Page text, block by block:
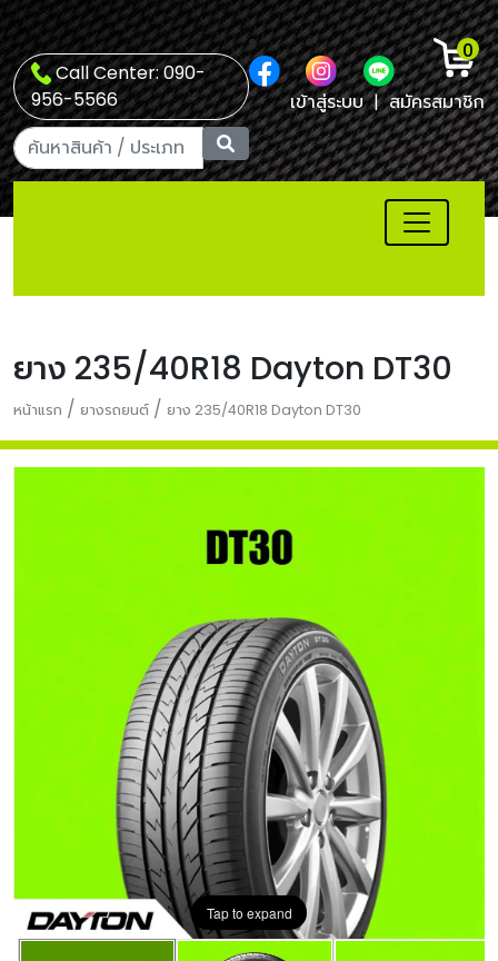
Call Center: 090-
956-5566
0
เข้าสู่ระบบ | สมัครสมาชิก
ยาง 235/40R18 Dayton DT30
หน้าแรก / ยางรถยนต์ / ยาง 235/40R18 Dayton DT30
Tap to expand